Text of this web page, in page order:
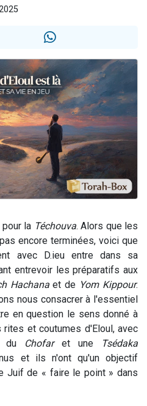
places pour étudier en groupe sur Zoom
musiques dans Torah-Box Music
la Téchouva. Alors que les
encore terminées, voici que
avec D.ieu entre dans sa
entrevoir les préparatifs aux
Hachanaet de Yom Kippour.
nous consacrer à l'essentiel
en question le sens donné à
rites et coutumes d'Eloul, avec
du Chofaret une
Tsédaka
et ils n'ont qu'un objectif
Juif de « faire le point » dans